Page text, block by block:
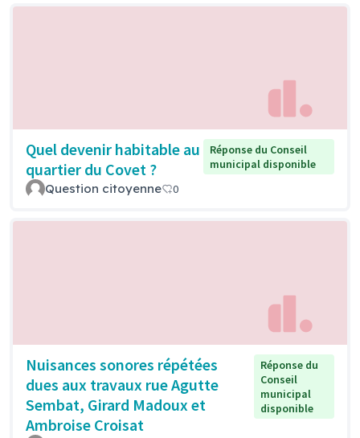
Quel devenir habitable au
quartier du Covet ?
Réponse du Conseil
municipal disponible
Question citoyenne 0
Nuisances sonores répétées
dues aux travaux rue Agutte
Sembat, Girard Madoux et
Ambroise Croisat
Réponse du
Conseil
municipal
disponible